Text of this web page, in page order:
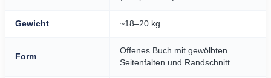
Gewicht ~18–20 kg
Form
Offenes Buch mit gewölbten
Seitenfalten und Randschnitt